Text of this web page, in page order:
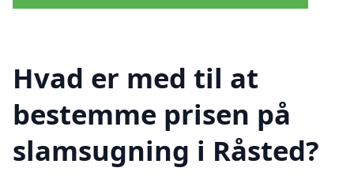
Hvad er med til at
bestemme prisen på
slamsugning i Råsted?